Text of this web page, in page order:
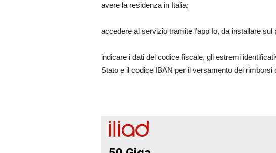
avere la residenza in Italia;
accedere al servizio tramite l’app Io, da installare
indicare i dati del codice fiscale, gli estremi
Stato e il codice IBAN per il versamento dei rimborsi